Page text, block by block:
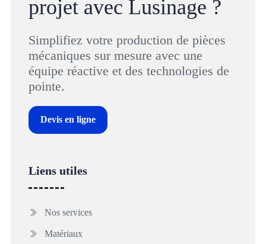
projet avec Lusinage ?
Simplifiez votre production de pièces
mécaniques sur mesure avec une
équipe réactive et des technologies de
pointe.
Devis en ligne
Liens utiles
Nos services
Matériaux